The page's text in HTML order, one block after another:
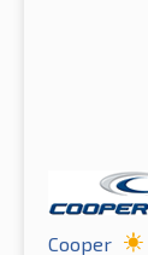
Cooper